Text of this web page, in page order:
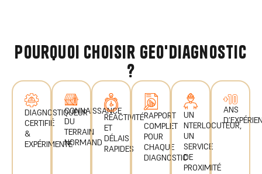
pourquoi choisir geo'diagnostic
?
DIAGNOSTIQUEUR
CERTIFIÉ
&
EXPÉRIMENTÉ
CONNAISSANCE
DU
TERRAIN
NORMAND
RÉACTIVITÉ
ET
DÉLAIS
RAPIDES
RAPPORT
COMPLET
POUR
CHAQUE
DIAGNOSTIC
UN
NTERLOCUTEUR,
UN
SERVICE
DE
PROXIMITÉ
ANS